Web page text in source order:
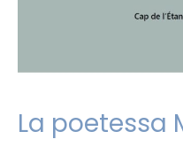
La poetessa